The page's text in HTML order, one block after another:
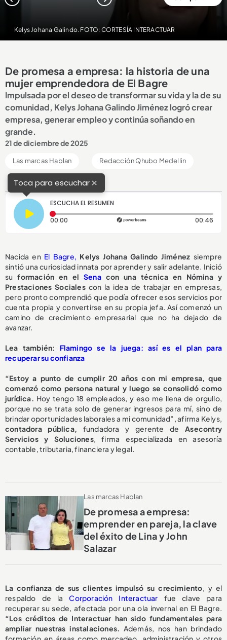
Kelys Johana Galindo. FOTO: CORTESÍA INTERACTUAR
De promesa a empresa: la historia de una
mujer emprendedora de El Bagre
Impulsada por el deseo de transformar su vida y la de su
comunidad, Kelys Johana Galindo Jiménez logró crear
empresa, generar empleo y continúa soñando en
grande.
21 de diciembre de 2025
Las marcas Hablan Redacción Qhubo Medellin
Toca para escuchar×
ESCUCHA EL RESUMEN
00:00 Tiempo transcurrido: 0 segundos 00:46
Nacida enEl Bagre, Kelys Johana Galindo Jiménez siempre
sintió una curiosidad innata por aprender y salir adelante. Inició
suformación en el Senacon una técnica en Nómina y
Prestaciones Sociales con la idea de trabajar en empresas,
pero pronto comprendió que podía ofrecer esos servicios por
cuenta propia y convertirse en su propia jefa. Así comenzó un
camino de crecimiento empresarial que no ha dejado de
avanzar.
Lea también: Flamingo se la juega: así es el plan para
recuperar su confianza
“Estoy a punto de cumplir 20 años con mi empresa, que
comenzó como persona natural y luego se consolidó como
jurídica. Hoy tengo 18 empleados, y eso me llena de orgullo,
porque no se trata solo de generar ingresos para mí, sino de
brindar oportunidades laborales a mi comunidad”, afirma Kelys,
contadora pública, fundadora y gerente deAsecontry
Servicios y Soluciones, firma especializada en asesoría
contable, tributaria, financiera y legal.
Las marcas Hablan
De promesa a empresa:
emprender en pareja, la clave
del éxito de Lina y John
Salazar
La confianza de sus clientes impulsó su crecimiento, y el
respaldo de laCorporación Interactuar fue clave para
recuperar su sede, afectada por una ola invernal en El Bagre.
“Los créditos de Interactuar han sido fundamentales para
ampliar nuestras instalaciones. Además, nos han brindado